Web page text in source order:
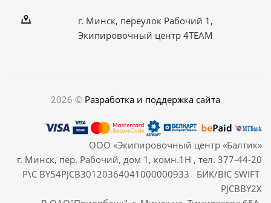
г. Минск, переулок Рабочий 1,
Экипировочный центр 4TEAM
2026 © Разработка и поддержка сайта
ООО «Экипировочный центр «Балтик»
г. Минск, пер. Рабочий, дом 1, комн.1Н , тел. 377-44-20
Р\С BY54PJCB30120364041000000933 БИК/BIC SWIFT
PJCBBY2X